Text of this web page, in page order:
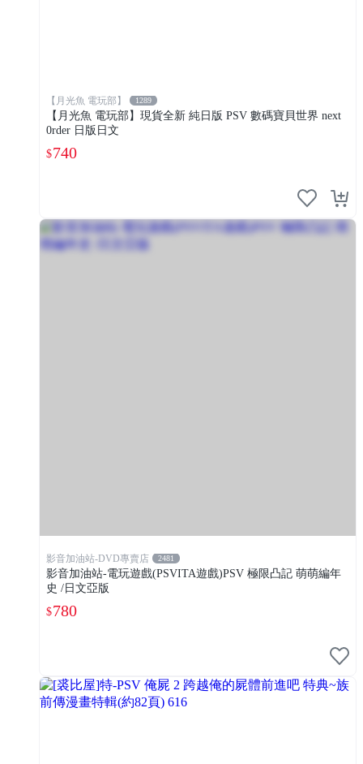
【月光魚 電玩部】 1289
【月光魚 電玩部】現貨全新 純日版 PSV 數碼寶貝世界 next
0rder 日版日文
$740
影音加油站-DVD專賣店 2481
影音加油站-電玩遊戲(PSVITA遊戲)PSV 極限凸記 萌萌編年
史 /日文亞版
$780